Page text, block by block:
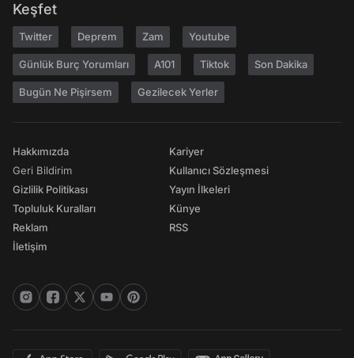
Keşfet
Twitter Deprem Zam Youtube
Günlük Burç Yorumları A101 Tiktok Son Dakika
Bugün Ne Pişirsem Gezilecek Yerler
Hakkımızda
Geri Bildirim
Gizlilik Politikası
Topluluk Kuralları
Reklam
İletişim
Kariyer
Kullanıcı Sözleşmesi
Yayın İlkeleri
Künye
RSS